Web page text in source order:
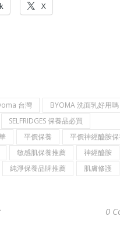
X
台灣
BYOMA 洗面乳好用嗎
SELFRIDGES 保養品必買
平價保養
平價神經醯胺保
敏感肌保養推薦
神經醯胺
純淨保養品牌推薦
肌膚修護
0